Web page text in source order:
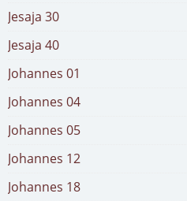
Jesaja 30
Jesaja 40
Johannes 01
Johannes 04
Johannes 05
Johannes 12
Johannes 18